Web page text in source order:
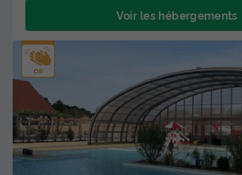
Voir les hébergements